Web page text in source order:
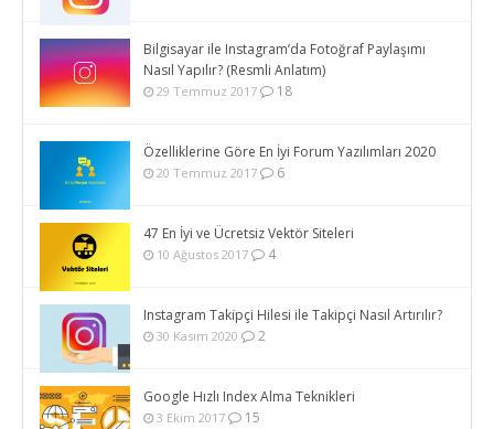
Bilgisayar ile Instagram’da Fotoğraf Paylaşımı
Nasıl Yapılır? (Resmli Anlatım)
29 Temmuz 2017 18
Özelliklerine Göre En İyi Forum Yazılımları 2020
20 Temmuz 2017 6
47 En İyi ve Ücretsiz Vektör Siteleri
10 Ağustos 2017 4
Instagram Takipçi Hilesi ile Takipçi Nasıl Artırılır?
30 Kasım 2020 2
Google Hızlı Index Alma Teknikleri
3 Ekim 2017 15